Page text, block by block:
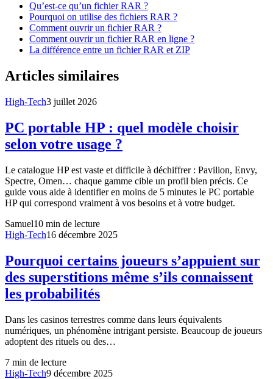
Qu’est-ce qu’un fichier RAR ?
Pourquoi on utilise des fichiers RAR ?
Comment ouvrir un fichier RAR ?
Comment ouvrir un fichier RAR en ligne ?
La différence entre un fichier RAR et ZIP
Articles similaires
High-Tech3 juillet 2026
PC portable HP : quel modèle choisir
selon votre usage ?
Le catalogue HP est vaste et difficile à déchiffrer : Pavilion, Envy,
Spectre, Omen… chaque gamme cible un profil bien précis. Ce
guide vous aide à identifier en moins de 5 minutes le PC portable
HP qui correspond vraiment à vos besoins et à votre budget.
Samuel10 min de lecture
High-Tech16 décembre 2025
Pourquoi certains joueurs s’appuient sur
des superstitions même s’ils connaissent
les probabilités
Dans les casinos terrestres comme dans leurs équivalents
numériques, un phénomène intrigant persiste. Beaucoup de joueurs
adoptent des rituels ou des…
7 min de lecture
High-Tech9 décembre 2025